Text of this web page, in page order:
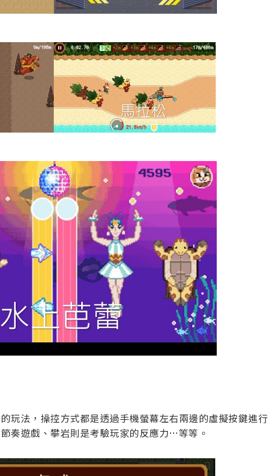
玩法，操控方式都是透過手機螢幕左右兩邊的虛擬按鍵進行
奏遊戲、攀岩則是考驗玩家的反應力…等等。